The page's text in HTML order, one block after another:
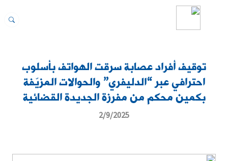
توقيف أفراد عصابة سرقت الهواتف بأسلوب
احترافي عبر “الدليفري” والحوالات المزيّفة
بكمين محكم من مفرزة الجديدة القضائية
2/9/2025